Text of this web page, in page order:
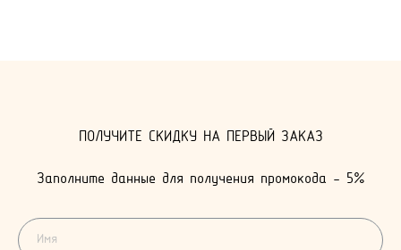
ПОЛУЧИТЕ СКИДКУ НА ПЕРВЫЙ ЗАКАЗ
Заполните данные для получения промокода - 5%
СВЯЖИТЕСЬ СО МНОЙ ЛЮБЫМ УДОБНЫМ СПОСОБОМ